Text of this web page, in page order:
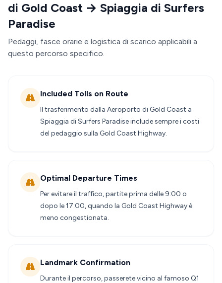
di Gold Coast → Spiaggia di Surfers
Paradise
Pedaggi, fasce orarie e logistica di scarico applicabili a
questo percorso specifico.
Included Tolls on Route
Il trasferimento dalla Aeroporto di Gold Coast a
Spiaggia di Surfers Paradise include sempre i costi
del pedaggio sulla Gold Coast Highway.
Optimal Departure Times
Per evitare il traffico, partite prima delle 9:00 o
dopo le 17:00, quando la Gold Coast Highway è
meno congestionata.
Landmark Confirmation
Durante il percorso, passerete vicino al famoso Q1